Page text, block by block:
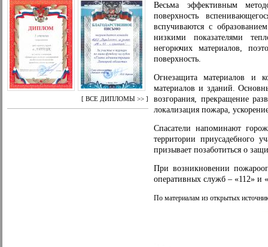
[ ВСЕ ДИПЛОМЫ >> ]
Весьма эффективным
поверхность
вспучиваются с
низкими показателями
негорючих материалов,
поверхность.
Огнезащита материалов и
материалов и зданий.
возгорания, прекращение
локализация пожара,
Спасатели напоминают
территории приусадебного
призывает позаботиться о
При возникновении
оперативных служб – «112» и
По материалам из открытых